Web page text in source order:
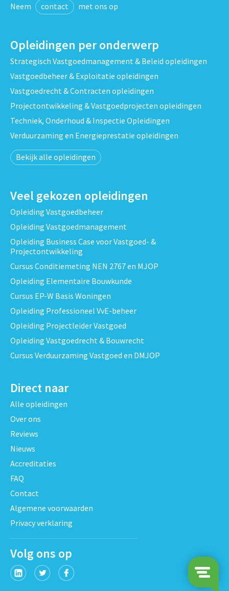
Neem contact met ons op
Opleidingen per onderwerp
Strategisch Vastgoedmanagement & Beleid opleidingen
Vastgoedbeheer & Exploitatie opleidingen
Vastgoedrecht & Contracten opleidingen
Projectontwikkeling & Vastgoedprojecten opleidingen
Techniek, Onderhoud & Inspectie Opleidingen
Verduurzaming en Energieprestatie opleidingen
Bekijk alle opleidingen
Veel gekozen opleidingen
Opleiding Vastgoedbeheer
Opleiding Vastgoedmanagement
Opleiding Business Case voor Vastgoed- &
Projectontwikkeling
Cursus Conditiemeting NEN 2767 en MJOP
Opleiding Elementaire Bouwkunde
Cursus EP-W Basis Woningen
Opleiding Professioneel VvE-beheer
Opleiding Projectleider Vastgoed
Opleiding Vastgoedrecht & Bouwrecht
Cursus Verduurzaming Vastgoed en DMJOP
Direct naar
Alle opleidingen
Over ons
Reviews
Nieuws
Accreditaties
FAQ
Contact
Algemene voorwaarden
Privacy verklaring
Volg ons op